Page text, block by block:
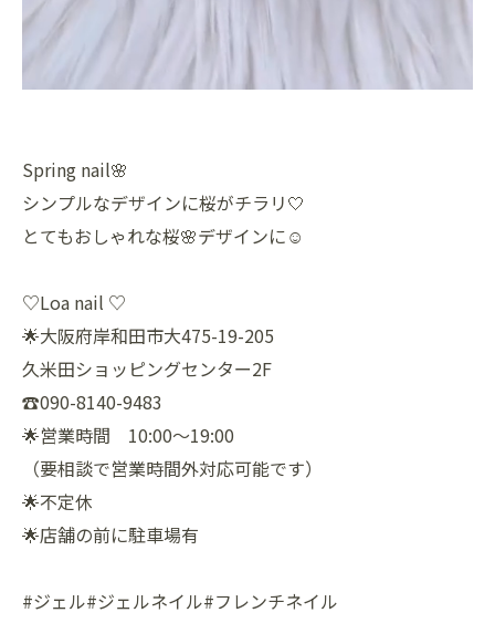
Spring nail🌸
シンプルなデザインに桜がチラリ🤍
とてもおしゃれな桜🌸デザインに☺️
♡Loa nail ♡
🌟大阪府岸和田市大475-19-205
久米田ショッピングセンター2F
☎️090-8140-9483
🌟営業時間 10:00〜19:00
（要相談で営業時間外対応可能です）
🌟不定休
🌟店舗の前に駐車場有
#ジェル#ジェルネイル#フレンチネイル